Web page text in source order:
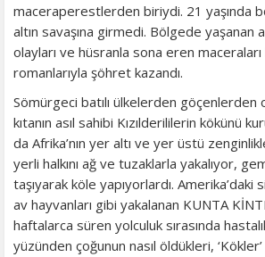
maceraperestlerden biriydi. 21 yaşında
altın savaşına girmedi. Bölgede yaşanan
olayları ve hüsranla sona eren
romanlarıyla şöhret kazandı.
Sömürgeci batılı ülkelerden göçenlerden
kıtanın asıl sahibi Kızılderililerin kökünü
da Afrika’nın yer altı ve yer üstü
yerli halkını ağ ve tuzaklarla yakalıyor,
taşıyarak köle yapıyorlardı. Amerika’daki
av hayvanları gibi yakalanan KUNTA
haftalarca süren yolculuk sırasında
yüzünden çoğunun nasıl öldükleri,